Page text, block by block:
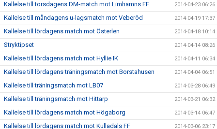
Kallelse till torsdagens DM-match mot Limhamns FF 2014-04-23 06:26
Kallelse till måndagens u-lagsmatch mot Veberöd 2014-04-19 17:37
Kallelse till lördagens match mot Österlen 2014-04-18 10:14
Stryktipset 2014-04-14 08:26
Kallelse till lördagens match mot Hyllie IK 2014-04-11 06:34
Kallelse till lördagens träningsmatch mot Borstahusen 2014-04-04 06:51
Kallelse till träningsmatch mot LB07 2014-03-28 06:49
Kallelse till träningsmatch mot Hittarp 2014-03-21 06:32
Kallelse till lördagens match mot Högaborg 2014-03-14 06:47
Kallelse till lördagens match mot Kulladals FF 2014-03-06 23:17